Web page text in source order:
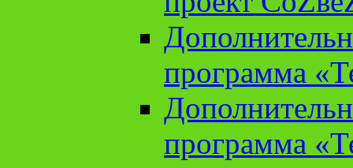
программа
программа